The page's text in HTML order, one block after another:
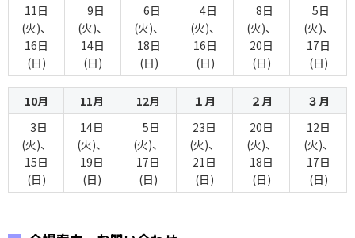
11日
(火)、
16日
(日)
9日
(火)、
14日
(日)
6日
(火)、
18日
(日)
4日
(火)、
16日
(日)
8日
(火)、
20日
(日)
5日
(火)、
17日
(日)
10月 11月 12月 １月 ２月
３月
3日
(火)、
15日
(日)
14日
(火)、
19日
(日)
5日
(火)、
17日
(日)
23日
(火)、
21日
(日)
20日
(火)、
18日
(日)
12日
(火)、
17日
(日)